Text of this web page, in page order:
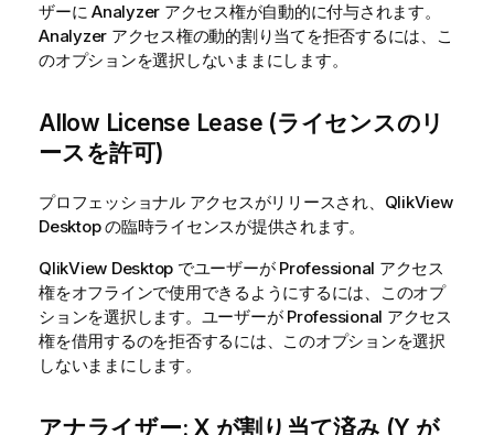
ザーに Analyzer アクセス権が自動的に付与されます。
Analyzer アクセス権の動的割り当てを拒否するには、こ
のオプションを選択しないままにします。
Allow License Lease (ライセンスのリ
ースを許可)
プロフェッショナル アクセスがリリースされ、 QlikView
Desktopの臨時ライセンスが提供されます。
QlikView Desktop でユーザーが Professional アクセス
権をオフラインで使用できるようにするには、このオプ
ションを選択します。ユーザーが Professional アクセス
権を借用するのを拒否するには、このオプションを選択
しないままにします。
アナライザー: X が割り当て済み (Y が